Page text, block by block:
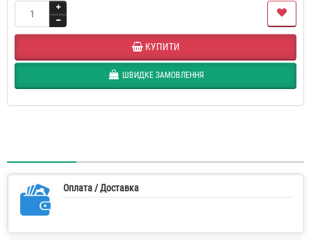
КУПИТИ
ШВИДКЕ ЗАМОВЛЕННЯ
Оплата / Доставка